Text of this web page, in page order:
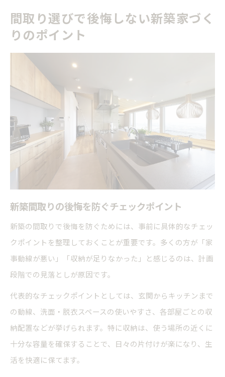
間取り選びで後悔しない新築家づく
りのポイント
新築間取りの後悔を防ぐチェックポイント
新築の間取りで後悔を防ぐためには、事前に具体的なチェッ
クポイントを整理しておくことが重要です。多くの方が「家
事動線が悪い」「収納が足りなかった」と感じるのは、計画
段階での見落としが原因です。
代表的なチェックポイントとしては、玄関からキッチンまで
の動線、洗面・脱衣スペースの使いやすさ、各部屋ごとの収
納配置などが挙げられます。特に収納は、使う場所の近くに
十分な容量を確保することで、日々の片付けが楽になり、生
活を快適に保てます。